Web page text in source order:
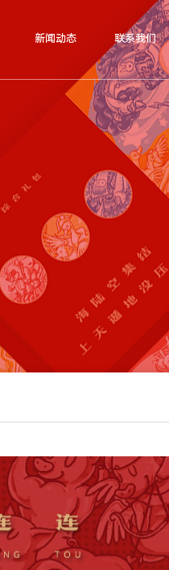
新闻动态 联系我们